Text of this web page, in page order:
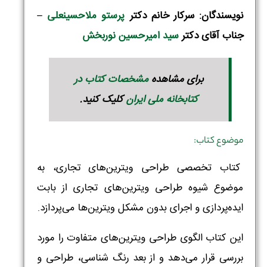
نویسندگان: سرکار خانم دکتر پرستو ملاحسینعلی –
جناب آقای دکترسید امیرحسین نوربخش
برای مشاهدهمشخصات کتاب در
کتابخانه ملی ایرانکلیک کنید.
موضوع کتاب:
کتاب تخصصی طراحی ویترین‌های تجاری، به
موضوع شیوه طراحی ویترین‌های تجاری از بابت
ایده‌پردازی و اجرای بدون مشکل ویترین‌ها می‌پردازد.
این کتاب الگوی طراحی ویترین‌های متفاوت را مورد
بررسی قرار می‌دهد و از بعد رنگ شناسی، طراحی و